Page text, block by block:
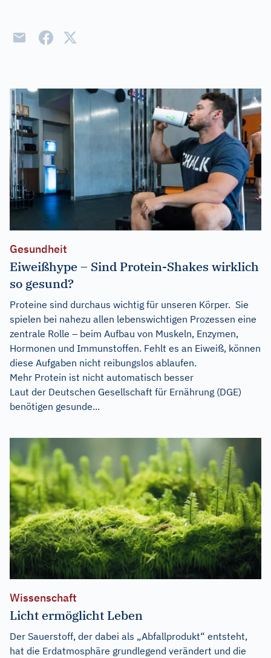
Gesundheit
Eiweißhype – Sind Protein-Shakes wirklich
so gesund?
Proteine sind durchaus wichtig für unseren Körper. Sie
spielen bei nahezu allen lebenswichtigen Prozessen eine
zentrale Rolle – beim Aufbau von Muskeln, Enzymen,
Hormonen und Immunstoffen. Fehlt es an Eiweiß, können
diese Aufgaben nicht reibungslos ablaufen.
Mehr Protein ist nicht automatisch besser
Laut der Deutschen Gesellschaft für Ernährung (DGE)
benötigen gesunde...
Wissenschaft
Licht ermöglicht Leben
Der Sauerstoff, der dabei als „Abfallprodukt“ entsteht,
hat die Erdatmosphäre grundlegend verändert und die